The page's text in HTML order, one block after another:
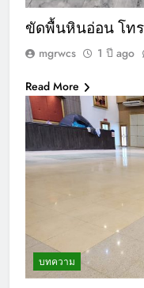
ขัดพื้นหินอ่อน โทร
mgrwcs 1 ปี ago
Read More
บทความ